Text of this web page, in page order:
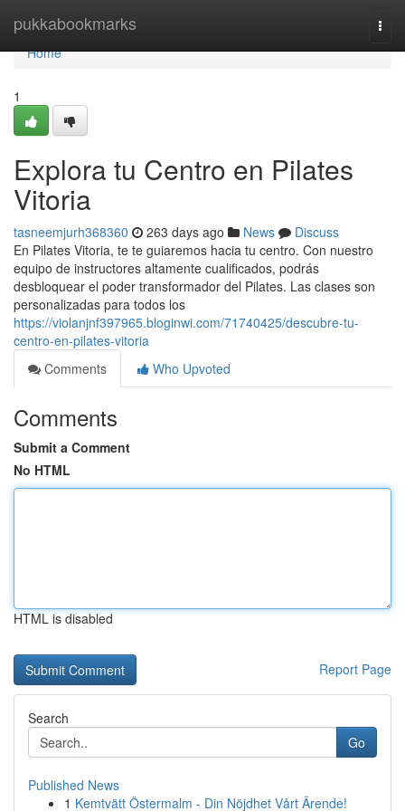
pukkabookmarks
Home
Home
1
Explora tu Centro en Pilates
Vitoria
tasneemjurh368360 263 days ago News
Discuss
En Pilates Vitoria, te te guiaremos hacia tu centro. Con nuestro
equipo de instructores altamente cualificados, podrás
desbloquear el poder transformador del Pilates. Las clases son
personalizadas para todos los
https://violanjnf397965.bloginwi.com/71740425/descubre-tu-
centro-en-pilates-vitoria
Comments
Who Upvoted
Comments
Submit a Comment
No HTML
HTML is disabled
Report Page
Search
Go
Published News
1 Kemtvätt Östermalm - Din Nöjdhet Vårt Ärende!